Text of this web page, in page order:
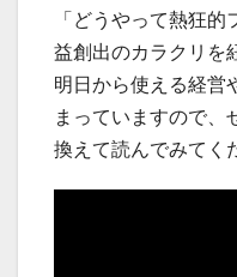
「どうやって熱狂
益創出のカラクリを
明日から使える経営
まっていますので、
換えて読んでみてく